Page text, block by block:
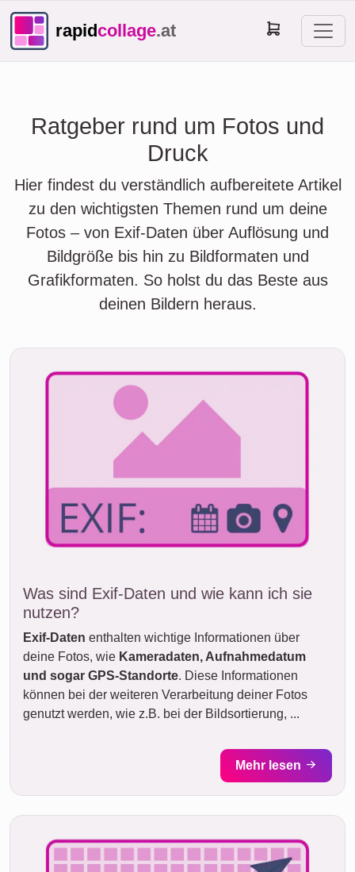
rapidcollage.at
Ratgeber rund um Fotos und
Druck
Hier findest du verständlich aufbereitete Artikel
zu den wichtigsten Themen rund um deine
Fotos – von Exif-Daten über Auflösung und
Bildgröße bis hin zu Bildformaten und
Grafikformaten. So holst du das Beste aus
deinen Bildern heraus.
Was sind Exif-Daten und wie kann ich sie
nutzen?
Exif-Daten enthalten wichtige Informationen über
deine Fotos, wie Kameradaten, Aufnahmedatum
und sogar GPS-Standorte. Diese Informationen
können bei der weiteren Verarbeitung deiner Fotos
genutzt werden, wie z.B. bei der Bildsortierung, ...
Mehr lesen